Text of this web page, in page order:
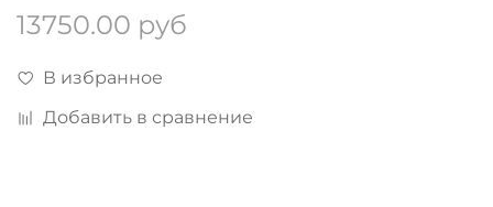
13750.00 руб
В избранное
Добавить в сравнение